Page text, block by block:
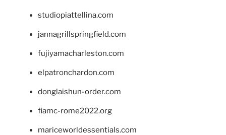
studiopiattellina.com
jannagrillspringfield.com
fujiyamacharleston.com
elpatronchardon.com
donglaishun-order.com
fiamc-rome2022.org
mariceworldessentials.com